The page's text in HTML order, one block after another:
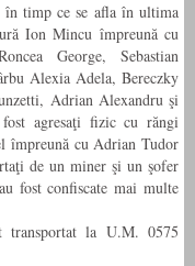
timp ce se afla în ultima
Ion Mincu împreună cu
George, Sebastian
Alexia Adela, Bereczky
Adrian Alexandru şi
agresaţi fizic cu răngi
împreună cu Adrian Tudor
de un miner şi un şofer
fost confiscate mai multe
transportat la U.M. 0575